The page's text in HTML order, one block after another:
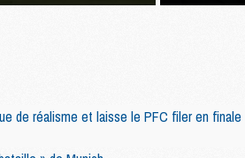
de réalisme et laisse le PFC filer en finale